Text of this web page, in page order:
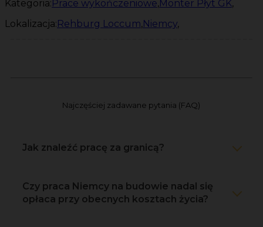
Kategoria:Prace wykończeniowe,Monter Płyt GK,
Lokalizacja:Rehburg Loccum,Niemcy,
Najczęściej zadawane pytania (FAQ)
Jak znaleźć pracę za granicą?
Czy praca Niemcy na budowie nadal się
opłaca przy obecnych kosztach życia?